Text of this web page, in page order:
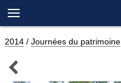

2014 / Journées du patrimoine
